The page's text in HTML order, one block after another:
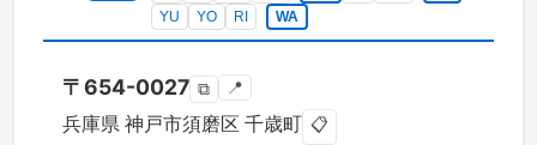
YU
YO RI WA
〒654-0027 ⧉ 📍
兵庫県 神戸市須磨区 千歳町 📋